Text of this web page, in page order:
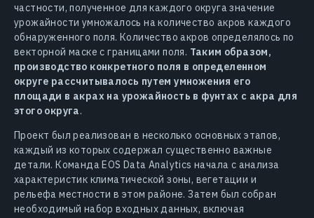
частности, полученное для каждого округа значение
урожайности умножалось на количество акров каждого
обнаруженного поля. Количество акров определялось по
векторной маске с границами поля. Таким образом,
производство конкретного поля в определенном
округе рассчитывалось путем умножения его
площади в акрах на урожайность в фунтах с акра для
этого округа.
Проект был реализован в несколько основных этапов,
каждый из которых содержал существенно важные
детали. Команда EOS Data Analytics начала с анализа
характеристик климатической зоны, вегетации и
рельефа местности в этом районе. Затем был собран
необходимый набор входных данных, включая